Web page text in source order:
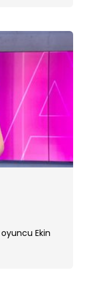
oyuncu Ekin